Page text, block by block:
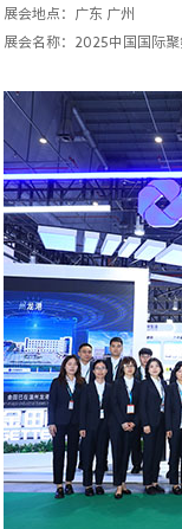
展会地点：广东 广州